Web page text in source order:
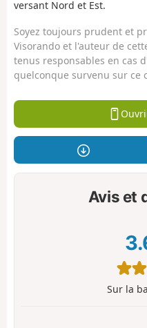
versant Nord et Est.
Soyez toujours prudent et
Visorando et l'auteur de
tenus responsables en cas
quelconque survenu sur ce
Avis et
Sur la